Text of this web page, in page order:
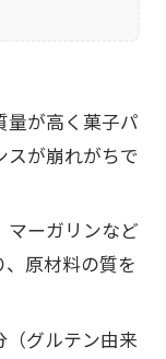
量が高く菓子パ
スが崩れがちで
マーガリンなど
原材料の質を
（グルテン由来